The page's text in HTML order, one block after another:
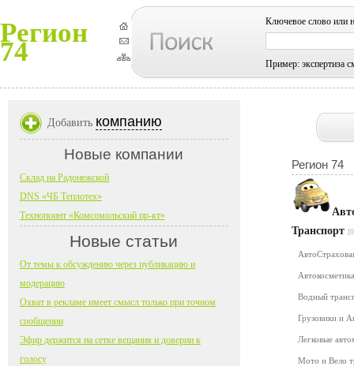
Регион
74
Ключевое слово или
Пример: экспертиза
Регион 74
Транспорт
Водный
Грузовики и
Легковые
Мото и Вело
Добавить компанию
Новые компании
Склад на Радонежской
DNS «ЧБ Теплотех»
Технопоинт «Комсомольский пр-кт»
Новые статьи
От темы к обсуждению через публикацию и
модерацию
Охват в рекламе имеет смысл только при точном
сообщении
Эфир держится на сетке вещания и доверии к
голосу